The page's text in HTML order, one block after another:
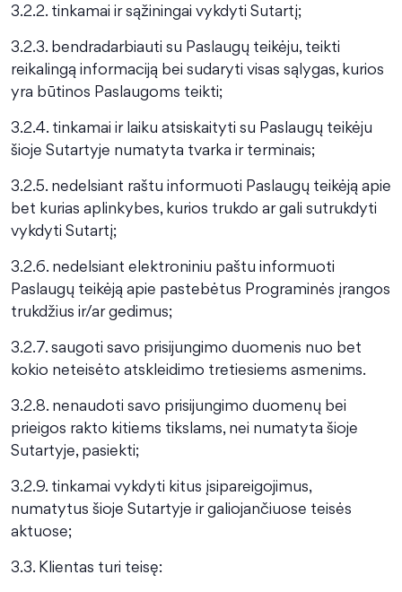
3.2.2. tinkamai ir sąžiningai vykdyti Sutartį;
3.2.3. bendradarbiauti su Paslaugų teikėju, teikti
reikalingą informaciją bei sudaryti visas sąlygas, kurios
yra būtinos Paslaugoms teikti;
3.2.4. tinkamai ir laiku atsiskaityti su Paslaugų teikėju
šioje Sutartyje numatyta tvarka ir terminais;
3.2.5. nedelsiant raštu informuoti Paslaugų teikėją apie
bet kurias aplinkybes, kurios trukdo ar gali sutrukdyti
vykdyti Sutartį;
3.2.6. nedelsiant elektroniniu paštu informuoti
Paslaugų teikėją apie pastebėtus Programinės įrangos
trukdžius ir/ar gedimus;
3.2.7. saugoti savo prisijungimo duomenis nuo bet
kokio neteisėto atskleidimo tretiesiems asmenims.
3.2.8. nenaudoti savo prisijungimo duomenų bei
prieigos rakto kitiems tikslams, nei numatyta šioje
Sutartyje, pasiekti;
3.2.9. tinkamai vykdyti kitus įsipareigojimus,
numatytus šioje Sutartyje ir galiojančiuose teisės
aktuose;
3.3. Klientas turi teisę: